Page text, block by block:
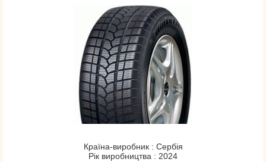
Країна-виробник : Сербія
Рік виробництва : 2024